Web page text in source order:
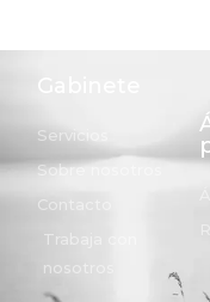
Gabinete
Servicios
Sobre nosotros
Contacto
Trabaja con
nosotros